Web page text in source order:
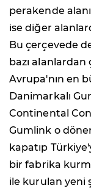
perakende
ise diğer
Bu çerçevede
bazı alanlardan
Avrupa'nın en
Danimarkalı
Continental
Gumlink o
kapatıp
bir fabrika
ile kurulan yeni